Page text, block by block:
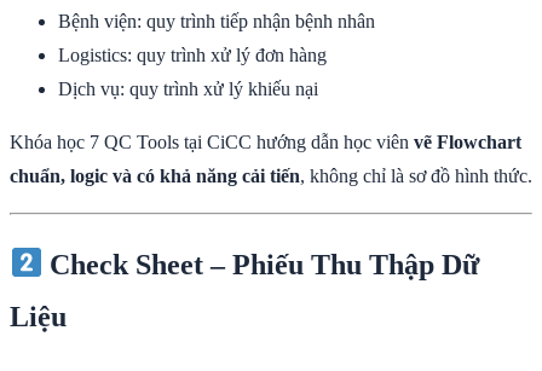
Bệnh viện: quy trình tiếp nhận bệnh nhân
Logistics: quy trình xử lý đơn hàng
Dịch vụ: quy trình xử lý khiếu nại
Khóa học 7 QC Tools tại CiCC hướng dẫn học viên vẽ Flowchart
chuẩn, logic và có khả năng cải tiến, không chỉ là sơ đồ hình thức.
Check Sheet – Phiếu Thu Thập Dữ
Liệu